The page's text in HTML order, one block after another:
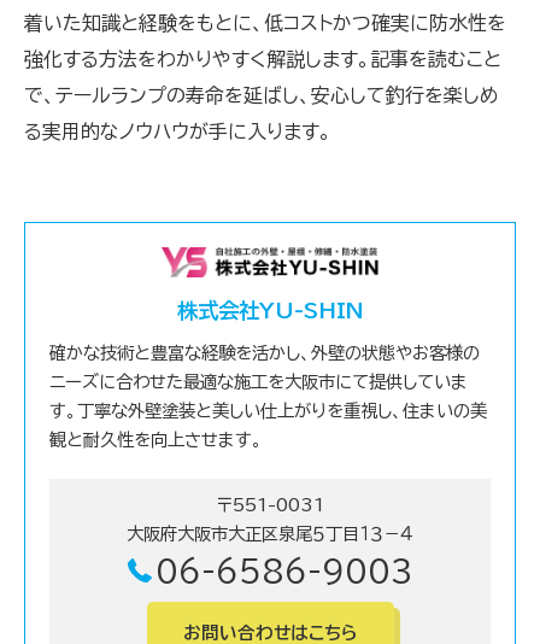
着いた知識と経験をもとに、低コストかつ確実に防水性を
強化する方法をわかりやすく解説します。記事を読むこと
で、テールランプの寿命を延ばし、安心して釣行を楽しめ
る実用的なノウハウが手に入ります。
株式会社YU-SHIN
確かな技術と豊富な経験を活かし、外壁の状態やお客様の
ニーズに合わせた最適な施工を大阪市にて提供していま
す。丁寧な外壁塗装と美しい仕上がりを重視し、住まいの美
観と耐久性を向上させます。
〒551-0031
大阪府大阪市大正区泉尾５丁目１３－４
06-6586-9003
お問い合わせはこちら